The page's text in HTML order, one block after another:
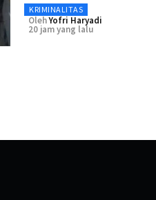
KRIMINALITAS
OlehYofri Haryadi
20 jam yang lalu